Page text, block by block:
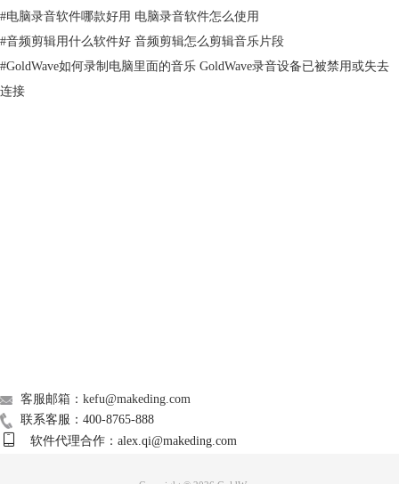
#电脑录音软件哪款好用 电脑录音软件怎么使用
#音频剪辑用什么软件好 音频剪辑怎么剪辑音乐片段
#GoldWave如何录制电脑里面的音乐 GoldWave录音设备已被禁用或失去
连接
客服邮箱：kefu@makeding.com
联系客服：400-8765-888
软件代理合作：alex.qi@makeding.com